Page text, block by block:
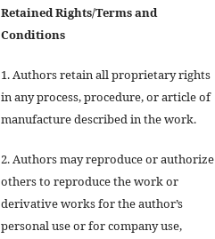
Retained Rights/Terms and
Conditions
1. Authors retain all proprietary rights
in any process, procedure, or article of
manufacture described in the work.
2. Authors may reproduce or authorize
others to reproduce the work or
derivative works for the author’s
personal use or for company use,